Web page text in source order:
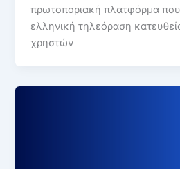
πρωτοποριακή πλατφόρμα
ελληνική τηλεόραση
χρηστών